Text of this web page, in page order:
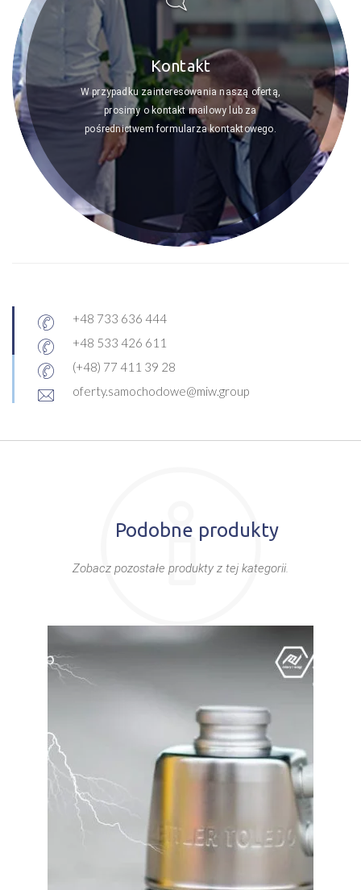
Kontakt
W przypadku zainteresowania naszą ofertą,
prosimy o kontakt mailowy lub za
pośrednictwem formularza kontaktowego.
+48 733 636 444
+48 533 426 611
(+48) 77 411 39 28
oferty.samochodowe@miw.group
Podobne produkty
Zobacz pozostałe produkty z tej kategorii.